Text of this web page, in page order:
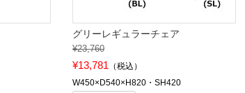
グリーレギュラーチェア
¥23,760
¥13,781 （税込）
W450×D540×H820・SH420